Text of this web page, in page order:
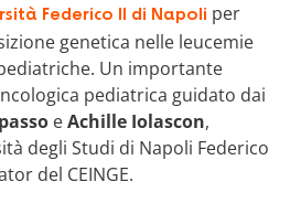
Federico II di Napoli per
genetica nelle leucemie
Un importante
pediatrica guidato dai
eAchille Iolascon,
degli Studi di Napoli Federico
del CEINGE.